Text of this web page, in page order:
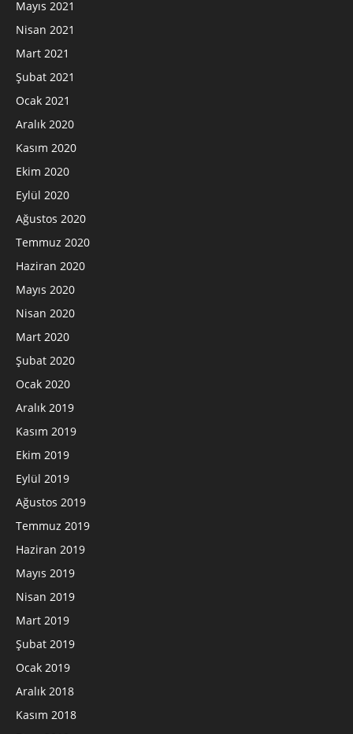
Mayıs 2021
Nisan 2021
Mart 2021
Şubat 2021
Ocak 2021
Aralık 2020
Kasım 2020
Ekim 2020
Eylül 2020
Ağustos 2020
Temmuz 2020
Haziran 2020
Mayıs 2020
Nisan 2020
Mart 2020
Şubat 2020
Ocak 2020
Aralık 2019
Kasım 2019
Ekim 2019
Eylül 2019
Ağustos 2019
Temmuz 2019
Haziran 2019
Mayıs 2019
Nisan 2019
Mart 2019
Şubat 2019
Ocak 2019
Aralık 2018
Kasım 2018